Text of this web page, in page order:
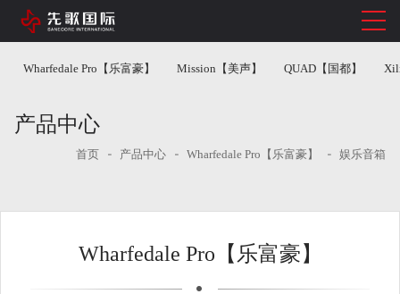
Wharfedale Pro【乐富豪】 Mission【美声】 QUAD【国都】
产品中心
首页 产品中心 Wharfedale Pro【乐富豪】 娱乐音箱
Wharfedale Pro【乐富豪】